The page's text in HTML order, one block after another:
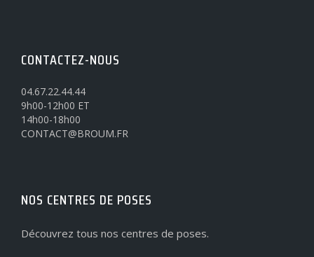
CONTACTEZ-NOUS
04.67.22.44.44
9h00-12h00 ET
14h00-18h00
CONTACT@BROUM.FR
NOS CENTRES DE POSES
Découvrez tous nos centres de poses.